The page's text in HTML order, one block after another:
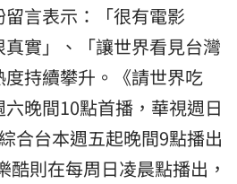
言表示：「很有電影
實」、「讓世界看見台灣
持續攀升。《請世界吃
晚間10點首播，華視週日
合台本週五起晚間9點播出
則在每周日凌晨點播出，